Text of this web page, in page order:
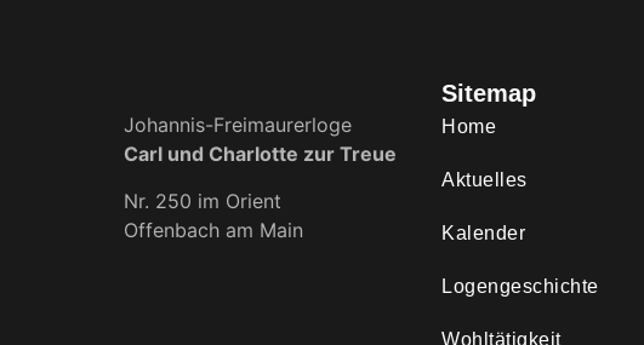
Johannis-Freimaurerloge
Carl und Charlotte zur Treue
Nr. 250 im Orient
Offenbach am Main
Sitemap
Home
Aktuelles
Kalender
Logengeschichte
Wohltätigkeit